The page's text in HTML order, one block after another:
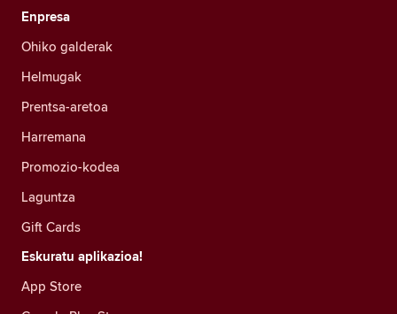
Enpresa
Ohiko galderak
Helmugak
Prentsa-aretoa
Harremana
Promozio-kodea
Laguntza
Gift Cards
Eskuratu aplikazioa!
App Store